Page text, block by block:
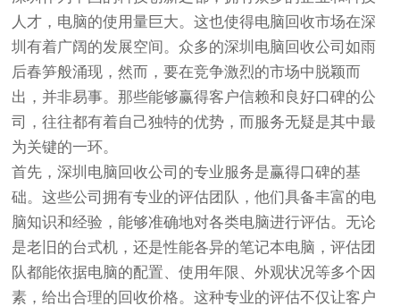
人才，电脑的使用量巨大。这也使得电脑回收市场在深
圳有着广阔的发展空间。众多的深圳电脑回收公司如雨
后春笋般涌现，然而，要在竞争激烈的市场中脱颖而
出，并非易事。那些能够赢得客户信赖和良好口碑的公
司，往往都有着自己独特的优势，而服务无疑是其中最
为关键的一环。
首先，深圳电脑回收公司的专业服务是赢得口碑的基
础。这些公司拥有专业的评估团队，他们具备丰富的电
脑知识和经验，能够准确地对各类电脑进行评估。无论
是老旧的台式机，还是性能各异的笔记本电脑，评估团
队都能依据电脑的配置、使用年限、外观状况等多个因
素，给出合理的回收价格。这种专业的评估不仅让客户